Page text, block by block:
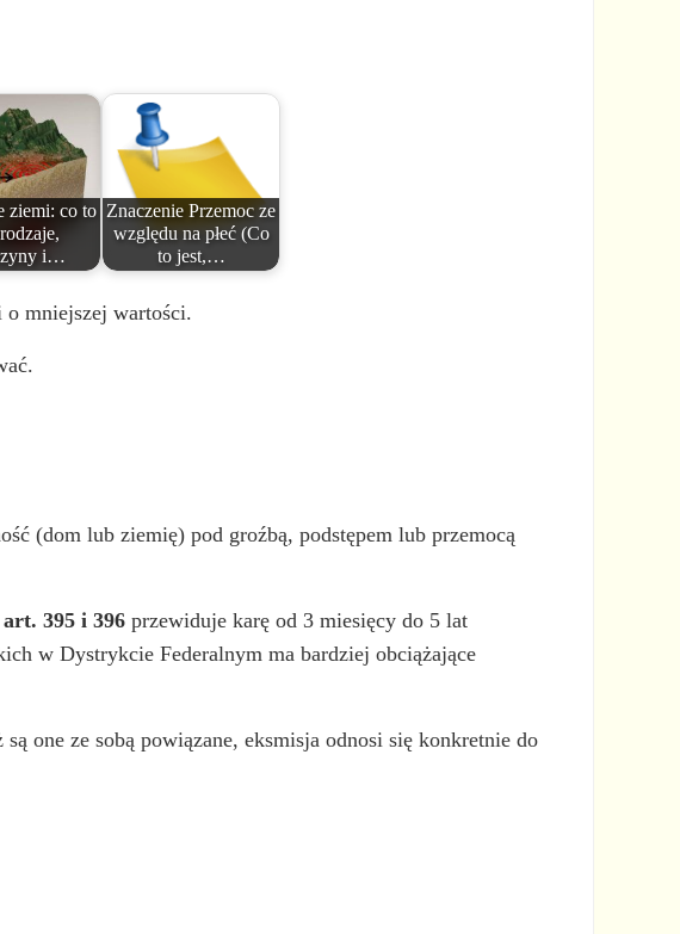
ziemi: co to
i…
Znaczenie Przemoc ze
względu na płeć (Co
to jest,…
o mniejszej wartości.
(dom lub ziemię) pod groźbą, podstępem lub przemocą
395 i 396 przewiduje karę od 3 miesięcy do 5 lat
w Dystrykcie Federalnym ma bardziej obciążające
one ze sobą powiązane, eksmisja odnosi się konkretnie do